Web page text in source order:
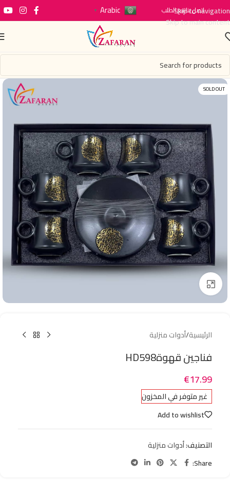
Skip to navigation
Skip to main content
اتصل بناتتبع الطلب Arabic
▼
SOLD OUT
Click to enlarge
الرئيسية/أدوات منزلية
فناجين قهوةHD598
€17.99
غير متوفر في المخزون
Add to wishlist
التصنيف:أدوات منزلية
Share: